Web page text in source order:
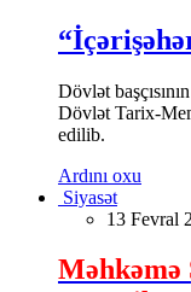
Dövlət
Dövlət Tarix-
edilib.
Ardını oxu
Siyasət
13 Fevral
Məhkəmə